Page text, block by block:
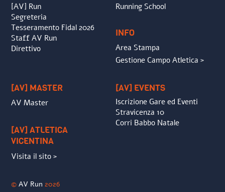
[AV] Run
Segreteria
Tesseramento Fidal 2026
Staff AV Run
Direttivo
Running School
INFO
Area Stampa
Gestione Campo Atletica >
[AV] MASTER
AV Master
[AV] ATLETICA
VICENTINA
Visita il sito >
[AV] EVENTS
Iscrizione Gare ed Eventi
Stravicenza 10
Corri Babbo Natale
©AV Run 2026